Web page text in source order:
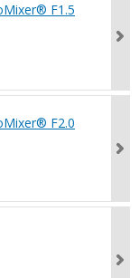
F1.5
F2.0